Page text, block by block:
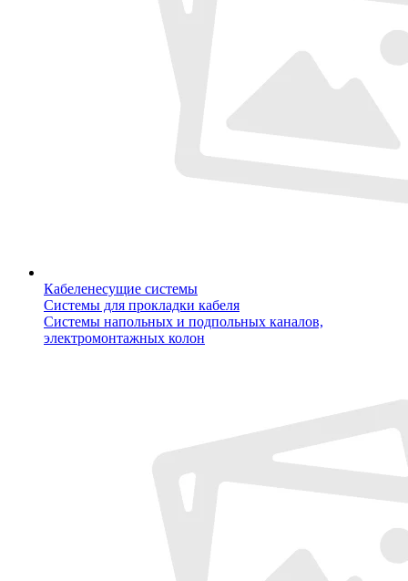
Кабеленесущие системы
Системы для прокладки кабеля
Системы напольных и подпольных каналов,
электромонтажных колон